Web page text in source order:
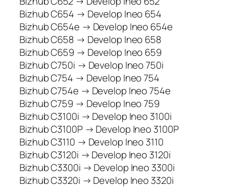
Bizhub C654 → Develop Ineo 654
Bizhub C654e → Develop Ineo 654e
Bizhub C658 → Develop Ineo 658
Bizhub C659 → Develop Ineo 659
Bizhub C750i → Develop Ineo 750i
Bizhub C754 → Develop Ineo 754
Bizhub C754e → Develop Ineo 754e
Bizhub C759 → Develop Ineo 759
Bizhub C3100i → Develop Ineo 3100i
Bizhub C3100P → Develop Ineo 3100P
Bizhub C3110 → Develop Ineo 3110
Bizhub C3120i → Develop Ineo 3120i
Bizhub C3300i → Develop Ineo 3300i
Bizhub C3320i → Develop Ineo 3320i